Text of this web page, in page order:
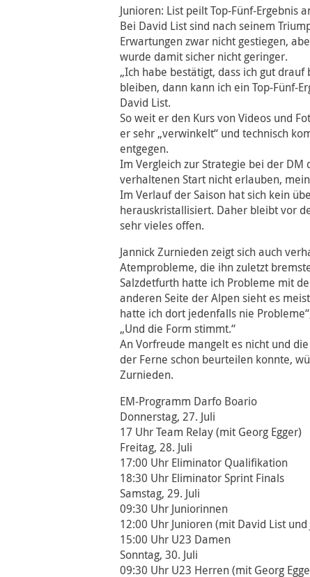
Junioren: List peilt Top-Fünf-Ergebnis
Bei David List sind nach seinem
Erwartungen zwar nicht gestiegen,
wurde damit sicher nicht geringer.
„Ich habe bestätigt, dass ich gut drauf
bleiben, dann kann ich ein Top-Fünf-
David List.
So weit er den Kurs von Videos und
er sehr „verwinkelt“ und technisch
entgegen.
Im Vergleich zur Strategie bei der
verhaltenen Start nicht erlauben,
Im Verlauf der Saison hat sich kein
herauskristallisiert. Daher bleibt vor
sehr vieles offen.
Jannick Zurnieden zeigt sich auch
Atemprobleme, die ihn zuletzt
Salzdetfurth hatte ich Probleme mit
anderen Seite der Alpen sieht es
hatte ich dort jedenfalls nie
„Und die Form stimmt.“
An Vorfreude mangelt es nicht und
der Ferne schon beurteilen konnte,
Zurnieden.
EM-Programm Darfo Boario
Donnerstag, 27. Juli
17 Uhr Team Relay (mit Georg Egger)
Freitag, 28. Juli
17:00 Uhr Eliminator Qualifikation
18:30 Uhr Eliminator Sprint Finals
Samstag, 29. Juli
09:30 Uhr Juniorinnen
12:00 Uhr Junioren (mit David List
15:00 Uhr U23 Damen
Sonntag, 30. Juli
09:30 Uhr U23 Herren (mit Georg